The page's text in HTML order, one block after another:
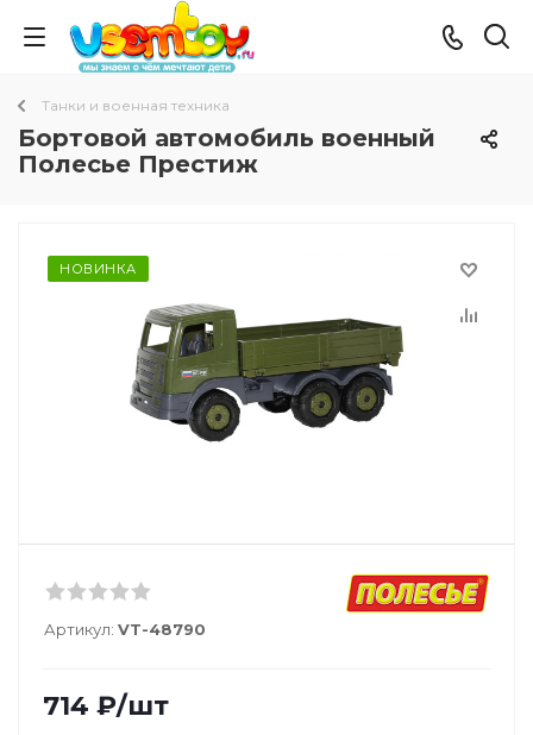
Танки и военная техника
Бортовой автомобиль военный
Полесье Престиж
НОВИНКА
Артикул: VT-48790
714 ₽/шт